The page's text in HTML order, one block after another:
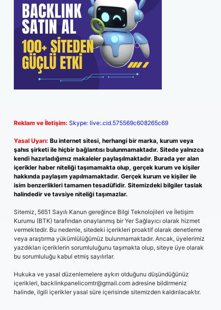
Reklam ve İletişim: Skype: live:.cid.575569c608265c69
Yasal Uyarı: Bu internet sitesi, herhangi bir marka, kurum veya
şahıs şirketi ile hiçbir bağlantısı bulunmamaktadır. Sitede yalnızca
kendi hazırladığımız makaleler paylaşılmaktadır. Burada yer alan
içerikler haber niteliği taşımamakta olup, gerçek kurum ve kişiler
hakkında paylaşım yapılmamaktadır. Gerçek kurum ve kişiler ile
isim benzerlikleri tamamen tesadüfidir. Sitemizdeki bilgiler taslak
halindedir ve tavsiye niteliği taşımazlar.
Sitemiz, 5651 Sayılı Kanun gereğince Bilgi Teknolojileri ve İletişim
Kurumu (BTK) tarafından onaylanmış bir Yer Sağlayıcı olarak hizmet
vermektedir. Bu nedenle, sitedeki içerikleri proaktif olarak denetleme
veya araştırma yükümlülüğümüz bulunmamaktadır. Ancak, üyelerimiz
yazdıkları içeriklerin sorumluluğunu taşımakta olup, siteye üye olarak
bu sorumluluğu kabul etmiş sayılırlar.
Hukuka ve yasal düzenlemelere aykırı olduğunu düşündüğünüz
içerikleri, backlinkpanelicomtr@gmail.com adresine bildirmeniz
halinde, ilgili içerikler yasal süre içerisinde sitemizden kaldırılacaktır.